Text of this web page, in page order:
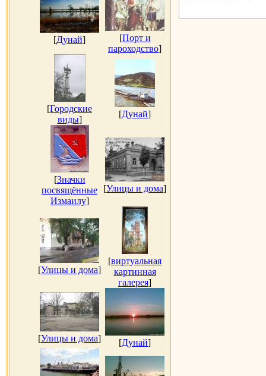
[Дунай] [Порт и
пароходство]
[Городские
виды]
[Дунай]
[Значки
посвящённые
Измаилу]
[Улицы и дома]
[Улицы и дома]
[виртуальная
картинная
галерея]
[Улицы и дома] [Дунай]